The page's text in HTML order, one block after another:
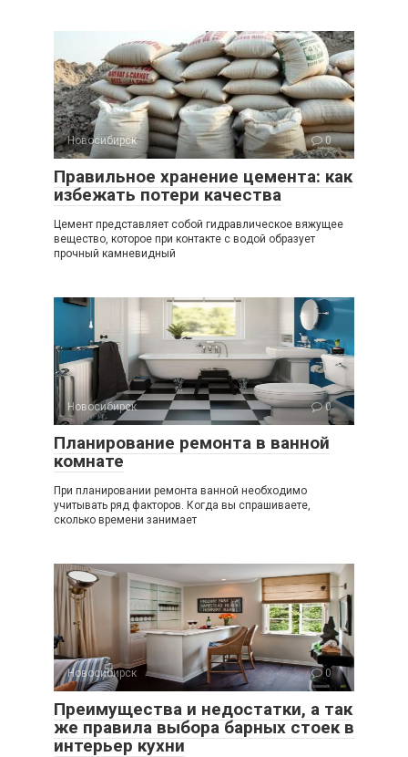
Новосибирск 0
Правильное хранение цемента: как
избежать потери качества
Цемент представляет собой гидравлическое вяжущее
вещество, которое при контакте с водой образует
прочный камневидный
Новосибирск 0
Планирование ремонта в ванной
комнате
При планировании ремонта ванной необходимо
учитывать ряд факторов. Когда вы спрашиваете,
сколько времени занимает
Новосибирск 0
Преимущества и недостатки, а так
же правила выбора барных стоек в
интерьер кухни